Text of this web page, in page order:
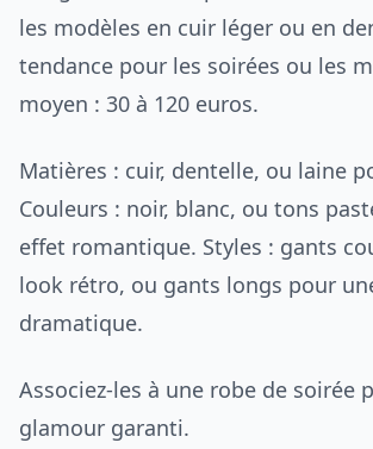
les modèles en cuir léger ou en
tendance pour les soirées ou les
moyen : 30 à 120 euros.
Matières : cuir, dentelle, ou laine
Couleurs : noir, blanc, ou tons
effet romantique. Styles : gants
look rétro, ou gants longs pour
dramatique.
Associez-les à une robe de soirée
glamour garanti.